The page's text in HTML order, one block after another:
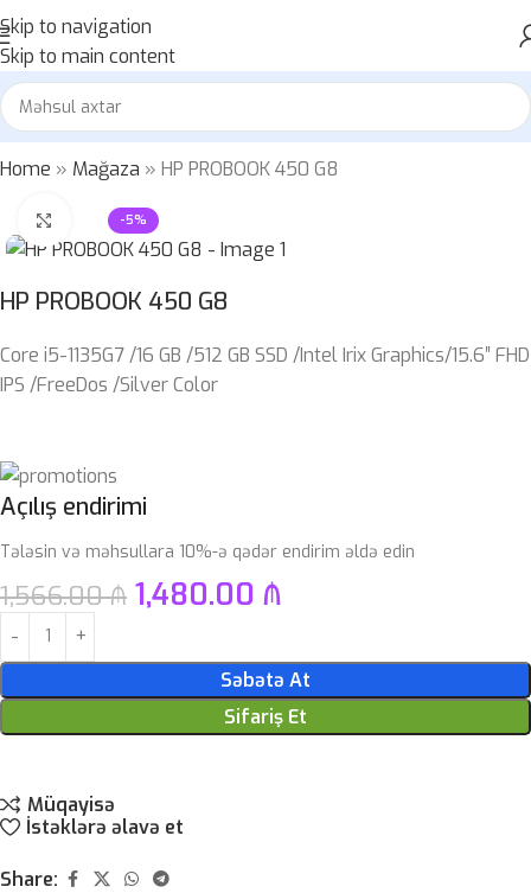
Skip to navigation
Skip to main content
Home » Mağaza » HP PROBOOK 450 G8
-5%
Böyütmək üçün klikləyin
HP PROBOOK 450 G8
Core i5-1135G7 /16 GB /512 GB SSD /Intel Irix Graphics/15.6″ FHD
IPS /FreeDos /Silver Color
Açılış endirimi
Tələsin və məhsullara 10%-ə qədər endirim əldə edin
1,566.00₼ 1,480.00 ₼
Səbətə At
Sifariş Et
Müqayisə
İstəklərə əlavə et
Share: